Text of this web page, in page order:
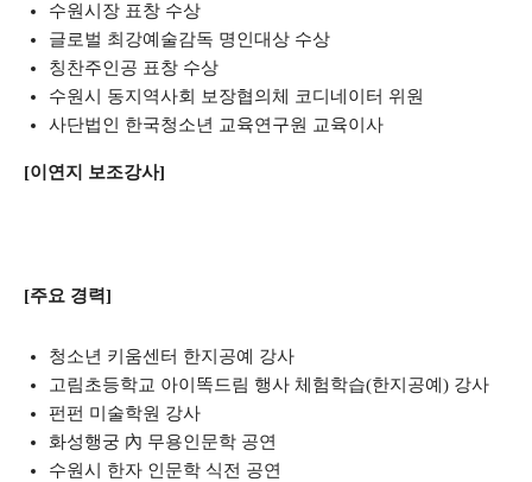
수원시장 표창 수상
글로벌 최강예술감독 명인대상 수상
칭찬주인공 표창 수상
수원시 동지역사회 보장협의체 코디네이터 위원
사단법인 한국청소년 교육연구원 교육이사
[이연지 보조강사]
[주요 경력]
청소년 키움센터 한지공예 강사
고림초등학교 아이똑드림 행사 체험학습(한지공예) 강사
펀펀 미술학원 강사
화성행궁 內 무용인문학 공연
수원시 한자 인문학 식전 공연